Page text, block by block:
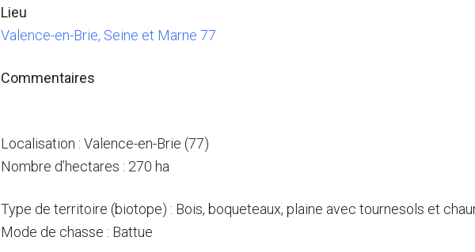
Lieu
Valence-en-Brie, Seine et Marne 77
Commentaires
Localisation : Valence-en-Brie (77)
Nombre d’hectares : 270 ha
Type de territoire (biotope) : Bois, boqueteaux, plaine avec tournesols et
Mode de chasse : Battue